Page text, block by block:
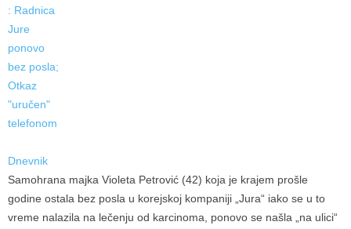
Dnevnik
Samohrana majka Violeta Petrović (42) koja je krajem prošle
godine ostala bez posla u korejskoj kompaniji „Jura“ iako se u to
vreme nalazila na lečenju od karcinoma, ponovo se našla „na ulici“